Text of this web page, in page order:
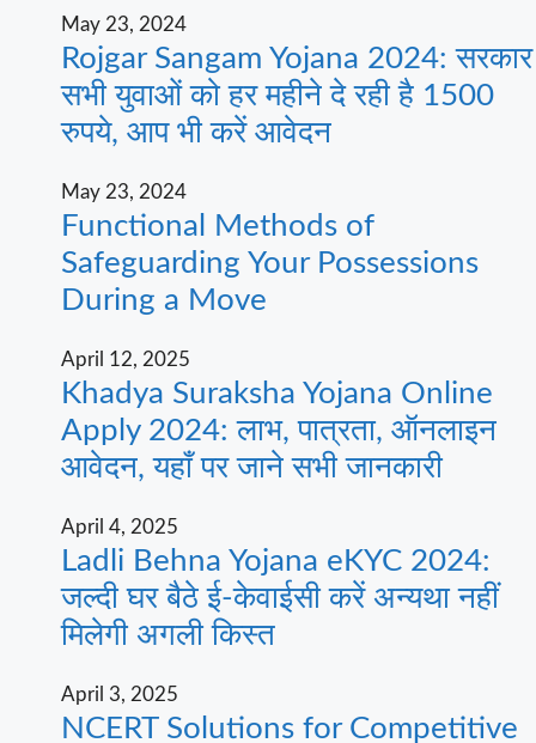
May 23, 2024
Rojgar Sangam Yojana 2024: सरकार
सभी युवाओं को हर महीने दे रही है 1500
रुपये, आप भी करें आवेदन
May 23, 2024
Functional Methods of
Safeguarding Your Possessions
During a Move
April 12, 2025
Khadya Suraksha Yojana Online
Apply 2024: लाभ, पात्रता, ऑनलाइन
आवेदन, यहाँ पर जाने सभी जानकारी
April 4, 2025
Ladli Behna Yojana eKYC 2024:
जल्दी घर बैठे ई-केवाईसी करें अन्यथा नहीं
मिलेगी अगली किस्त
April 3, 2025
NCERT Solutions for Competitive